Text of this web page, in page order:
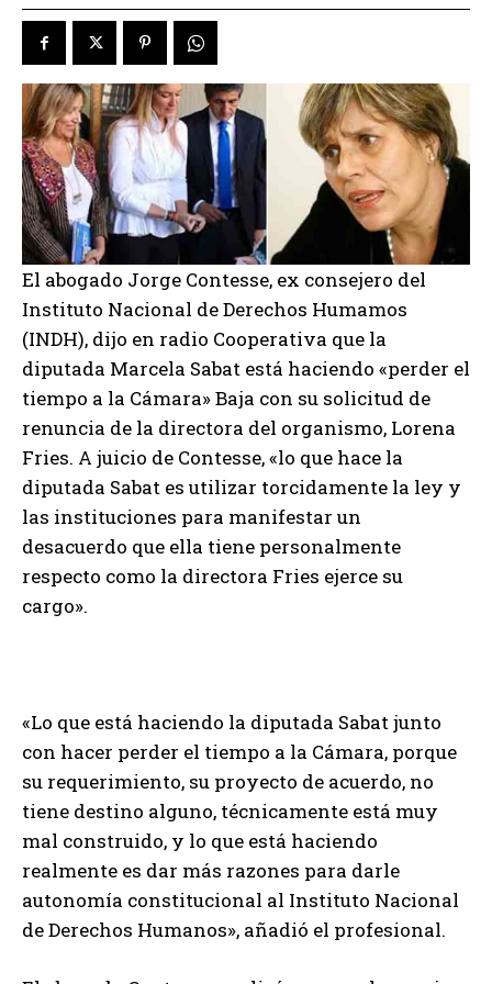
El abogado Jorge Contesse, ex consejero del
Instituto Nacional de Derechos Humamos
(INDH), dijo en radio Cooperativa que la
diputada Marcela Sabat está haciendo «perder el
tiempo a la Cámara» Baja con su solicitud de
renuncia de la directora del organismo, Lorena
Fries. A juicio de Contesse, «lo que hace la
diputada Sabat es utilizar torcidamente la ley y
las instituciones para manifestar un
desacuerdo que ella tiene personalmente
respecto como la directora Fries ejerce su
cargo».
«Lo que está haciendo la diputada Sabat junto
con hacer perder el tiempo a la Cámara, porque
su requerimiento, su proyecto de acuerdo, no
tiene destino alguno, técnicamente está muy
mal construido, y lo que está haciendo
realmente es dar más razones para darle
autonomía constitucional al Instituto Nacional
de Derechos Humanos», añadió el profesional.